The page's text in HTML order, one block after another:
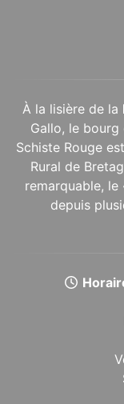
À la lisière de la
Gallo, le bourg
Schiste Rouge
Rural de
remarquable,
depuis